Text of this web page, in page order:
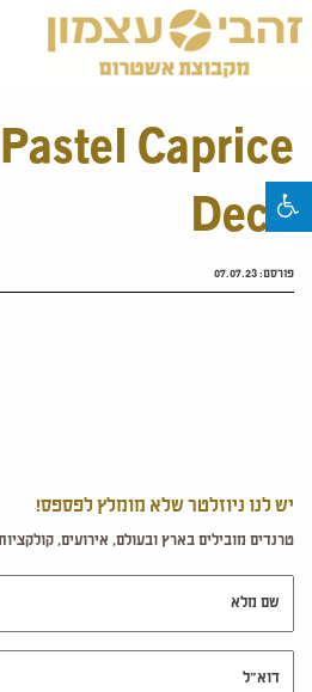
Caprice
Deco
פורסם:07.07.23
יש לנו ניוזלטר שלא מומלץ לפספס!
טרנדים מובילים בארץ ובעולם, אירועים,